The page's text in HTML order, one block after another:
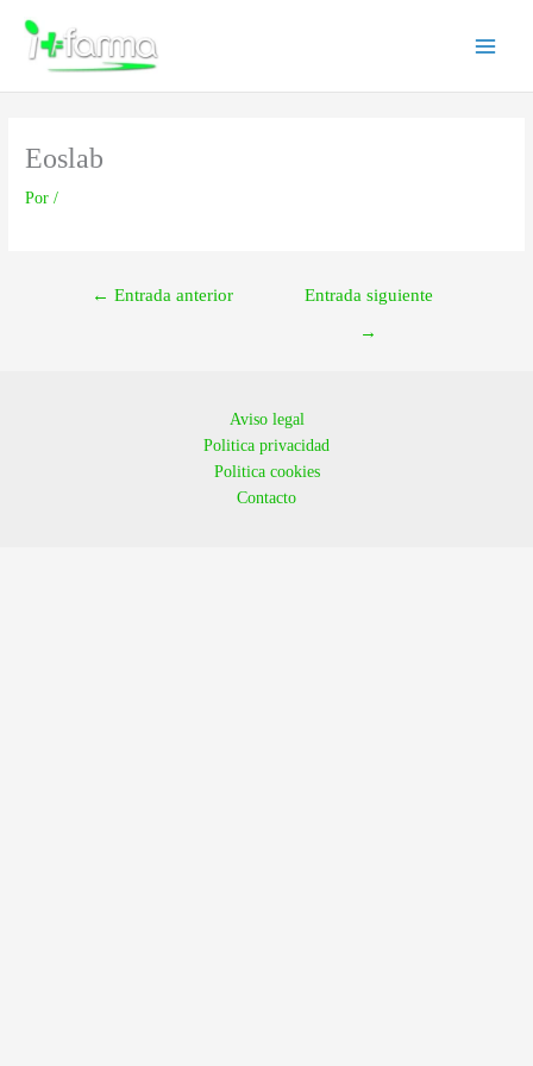
contenido
Eoslab
Por/
← Entrada anterior
Entrada siguiente
→
Aviso legal
Politica privacidad
Politica cookies
Contacto